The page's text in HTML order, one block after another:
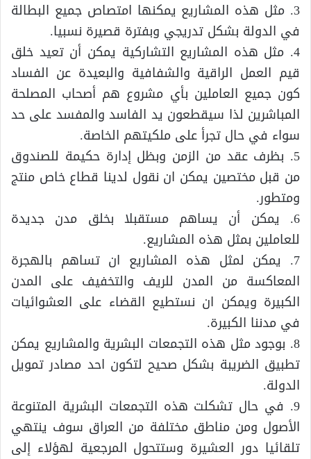
3. مثل هذه المشاريع يمكنها امتصاص جميع البطالة
في الدولة بشكل تدريجي وبفترة قصيرة نسبيا.
4. مثل هذه المشاريع التشاركية يمكن أن تعيد خلق
قيم العمل الراقية والشفافية والبعيدة عن الفساد
كون جميع العاملين بأي مشروع هم أصحاب المصلحة
المباشرين لذا سيقطعون يد الفاسد والمفسد على حد
سواء في حال تجرأ على ملكيتهم الخاصة.
5. بظرف عقد من الزمن وبظل إدارة حكيمة للصندوق
من قبل مختصين يمكن ان نقول لدينا قطاع خاص منتج
ومتطور.
6. يمكن أن يساهم مستقبلا بخلق مدن جديدة
للعاملين بمثل هذه المشاريع.
7. يمكن لمثل هذه المشاريع ان تساهم بالهجرة
المعاكسة من المدن للريف والتخفيف على المدن
الكبيرة ويمكن ان نستطيع القضاء على العشوائيات
في مدننا الكبيرة.
8. بوجود مثل هذه التجمعات البشرية والمشاريع يمكن
تطبيق الضريبة بشكل صحيح لتكون احد مصادر تمويل
الدولة.
9. في حال تشكلت هذه التجمعات البشرية المتنوعة
الأصول ومن مناطق مختلفة من العراق سوف ينتهي
تلقائيا دور العشيرة وستتحول المرجعية لهؤلاء إلى